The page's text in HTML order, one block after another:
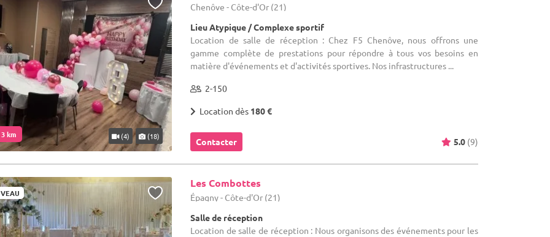
km (4) (18)
Chenôve - Côte-d'Or (21)
Lieu Atypique / Complexe sportif
Location de salle de réception : Chez F5 Chenôve, nous offrons une
gamme complète de prestations pour répondre à tous vos besoins en
matière d'événements et d'activités sportives. Nos infrastructures ...
2-150
Location dès 180 €
Contacter 5.0 (9)
Les Combottes
Épagny - Côte-d'Or (21)
Salle de réception
Location de salle de réception : Nous organisons des événements pour les